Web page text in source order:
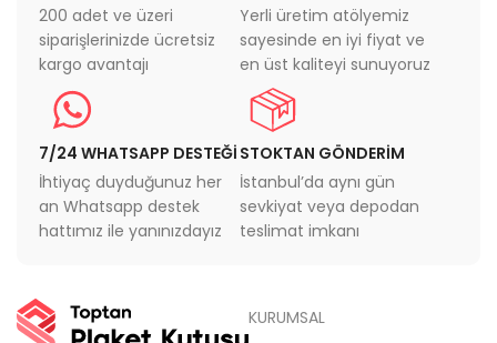
200 adet ve üzeri
siparişlerinizde ücretsiz
kargo avantajı
Yerli üretim atölyemiz
sayesinde en iyi fiyat ve
en üst kaliteyi sunuyoruz
7/24 WHATSAPP DESTEĞİ
İhtiyaç duyduğunuz her
an Whatsapp destek
hattımız ile yanınızdayız
STOKTAN GÖNDERİM
İstanbul’da aynı gün
sevkiyat veya depodan
teslimat imkanı
KURUMSAL